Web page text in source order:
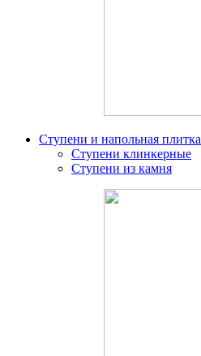
Ступени и напольная плитка
Ступени клинкерные
Ступени из камня